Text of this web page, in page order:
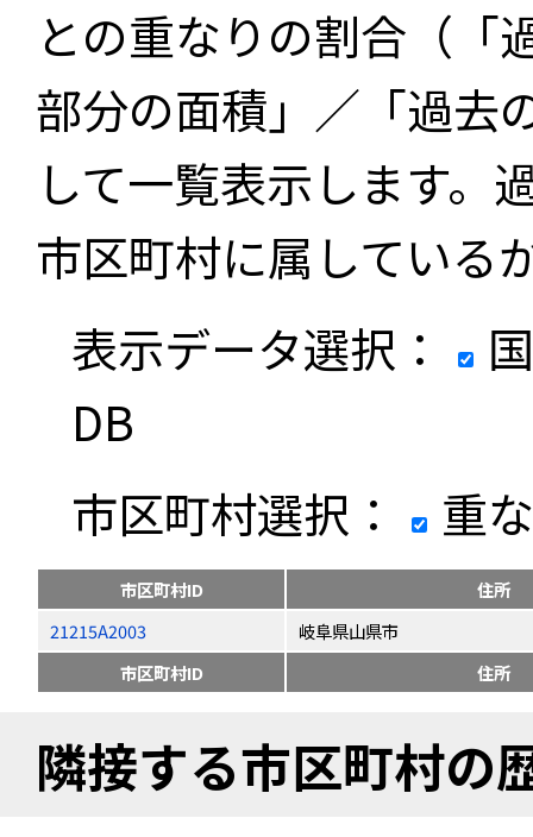
との重なりの割合（「
部分の面積」／「過去
して一覧表示します。
市区町村に属している
表示データ選択：
DB
市区町村選択：
重
市区町村ID
住所
21215A2003
岐阜県山県市
市区町村ID
住所
隣接する市区町村の